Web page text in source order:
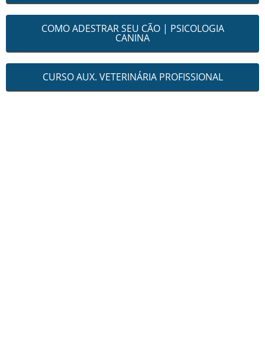
COMO ADESTRAR SEU CÃO | PSICOLOGIA
CANINA
CURSO AUX. VETERINÁRIA PROFISSIONAL